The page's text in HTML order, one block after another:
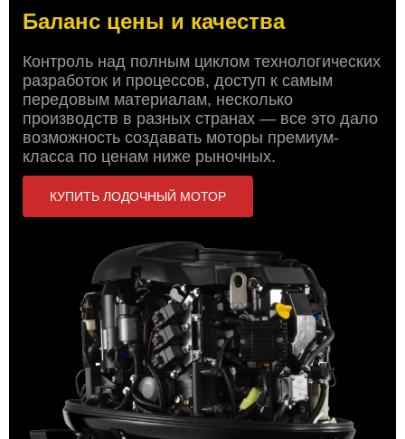
Баланс цены и качества
Контроль над полным циклом технологических
разработок и процессов, доступ к самым
передовым материалам, несколько
производств в разных странах — все это дало
возможность создавать моторы премиум-
класса по ценам ниже рыночных.
КУПИТЬ ЛОДОЧНЫЙ МОТОР